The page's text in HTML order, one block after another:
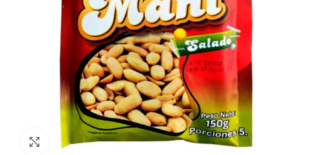
Click to enlarge